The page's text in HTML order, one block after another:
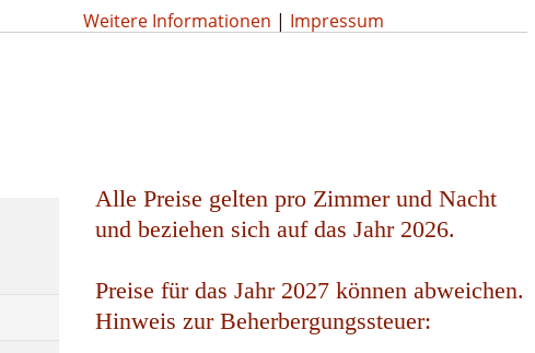
Alle Preise gelten pro Zimmer und Nacht
und beziehen sich auf das Jahr 2026.
Preise für das Jahr 2027 können abweichen.
Hinweis zur Beherbergungssteuer:
Weitere Informationen | Impressum